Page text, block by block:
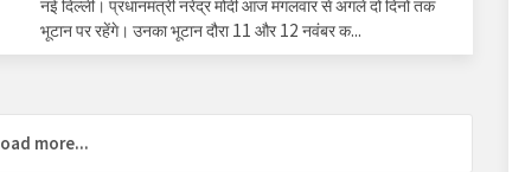
नई दिल्ली। प्रधानमंत्री नरेंद्र मोदी आज मंगलवार से अगले दो दिनों तक
भूटान पर रहेंगे। उनका भूटान दौरा 11 और 12 नवंबर क...
more...